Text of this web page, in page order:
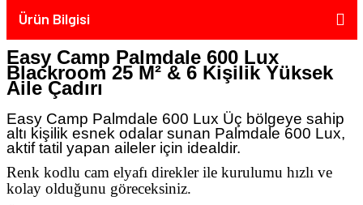
Ürün Bilgisi
Easy Camp Palmdale 600 Lux
Blackroom 25 M² & 6 Kişilik Yüksek
Aile Çadırı
Easy Camp Palmdale 600 Lux Üç bölgeye sahip
altı kişilik esnek odalar sunan Palmdale 600 Lux,
aktif tatil yapan aileler için idealdir.
Renk kodlu cam elyafı direkler ile kurulumu hızlı ve
kolay olduğunu göreceksiniz.